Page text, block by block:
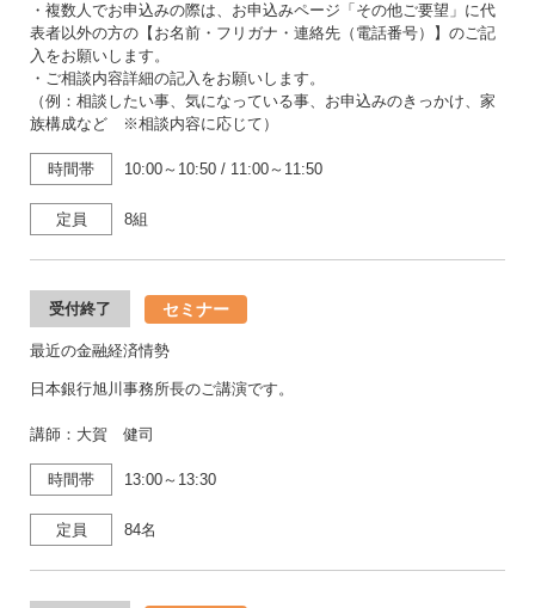
・複数人でお申込みの際は、お申込みページ「その他ご要望」に代
表者以外の方の【お名前・フリガナ・連絡先（電話番号）】のご記
入をお願いします。
・ご相談内容詳細の記入をお願いします。
（例：相談したい事、気になっている事、お申込みのきっかけ、家
族構成など ※相談内容に応じて）
時間帯 10:00～10:50 / 11:00～11:50
定員 8組
受付終了 セミナー
最近の金融経済情勢
日本銀行旭川事務所長のご講演です。
講師：大賀 健司
時間帯 13:00～13:30
定員 84名